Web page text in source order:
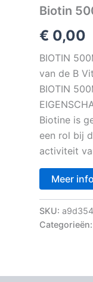
Biotin
€ 0,00
BIOTIN
van de B
BIOTIN
Biotine is
een rol bij
activiteit
Meer
SKU:
Categorieën: